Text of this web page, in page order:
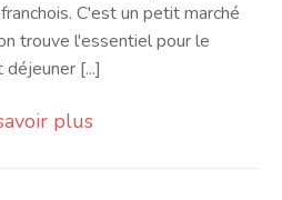
C'est un petit marché
trouve l'essentiel pour le
[...]
plus